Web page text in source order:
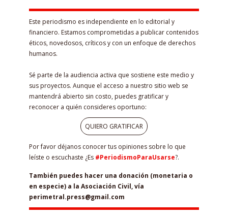
Este periodismo es independiente en lo editorial y
financiero. Estamos comprometidas a publicar contenidos
éticos, novedosos, críticos y con un enfoque de derechos
humanos.
Sé parte de la audiencia activa que sostiene este medio y
sus proyectos. Aunque el acceso a nuestro sitio web se
mantendrá abierto sin costo, puedes gratificar y
reconocer a quién consideres oportuno:
QUIERO GRATIFICAR
Por favor déjanos conocer tus opiniones sobre lo que
leíste o escuchaste ¿Es #PeriodismoParaUsarse?.
También puedes hacer una donación (monetaria o
en especie) a la Asociación Civil, vía
perimetral.press@gmail.com